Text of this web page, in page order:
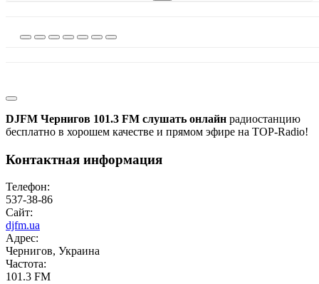
DJFM Чернигов 101.3 FM слушать онлайн радиостанцию
бесплатно в хорошем качестве и прямом эфире на TOP-Radio!
Контактная информация
Телефон:
537-38-86
Сайт:
djfm.ua
Адрес:
Чернигов, Украина
Частота:
101.3 FM